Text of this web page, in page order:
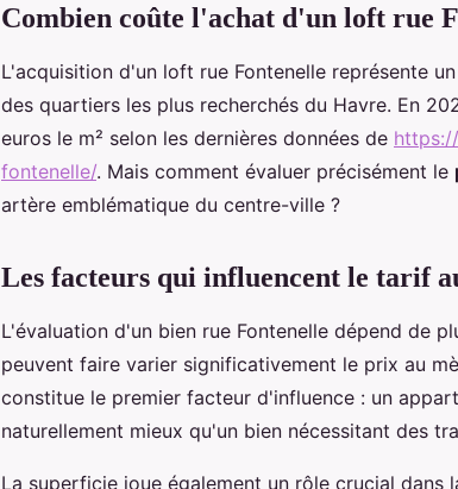
Combien coûte l'achat d'un loft rue
L'acquisition d'un loft rue Fontenelle représente un
des quartiers les plus recherchés du Havre. En
euros le m² selon les dernières données de
fontenelle/. Mais comment évaluer précisément le
artère emblématique du centre-ville ?
Les facteurs qui influencent le tarif
L'évaluation d'un bien rue Fontenelle dépend de
peuvent faire varier significativement le prix au
constitue le premier facteur d'influence : un
naturellement mieux qu'un bien nécessitant des
La superficie joue également un rôle crucial